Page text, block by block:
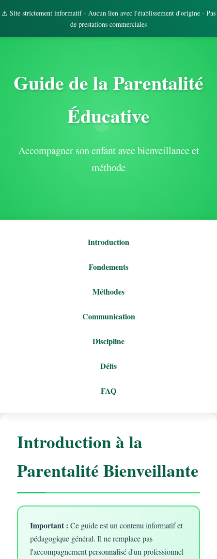
⚠️ Site strictement informatif - Aucun lien avec l'établissement d'origine - Pas
de prestations commerciales
Guide de la Parentalité
Éducative
Accompagner son enfant avec bienveillance et
méthode
Introduction
Fondements
Méthodes
Communication
Discipline
Défis
FAQ
Introduction à la
Parentalité Bienveillante
Important : Ce guide est un contenu informatif et
pédagogique général. Il ne remplace pas
l'accompagnement personnalisé d'un professionnel